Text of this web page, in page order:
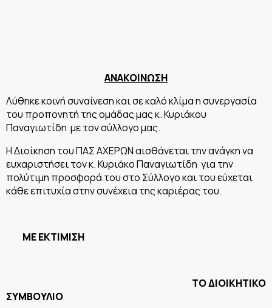
ΑΝΑΚΟΙΝΩΣΗ
Λύθηκε κοινή συναίνεση και σε καλό κλίμα η συνεργασία
του προπονητή της ομάδας μας κ. Κυριάκου
Παναγιωτίδη με τον σύλλογο μας.
Η Διοίκηση του ΠΑΣ ΑΧΕΡΩΝ αισθάνεται την ανάγκη να
ευχαριστήσει τον κ. Κυριάκο Παναγιωτίδη για την
πολύτιμη προσφορά του στο Σύλλογο και του εύχεται
κάθε επιτυχία στην συνέχεια της καριέρας του.
ΜΕ ΕΚΤΙΜΙΣΗ
ΤΟ ΔΙΟΙΚΗΤΙΚΟ
ΣΥΜΒΟΥΛΙΟ